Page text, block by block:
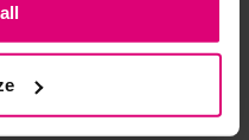
€ 69,99